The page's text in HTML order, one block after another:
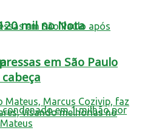
mil no Nota
em São Paulo